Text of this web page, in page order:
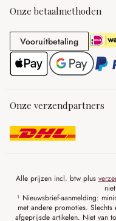
Onze betaalmethoden
Vooruitbetaling
Onze verzendpartners
Alle prijzen incl. btw plus
¹ Nieuwsbrief-aanmelding:
met andere promoties.
afgeprijsde artikelen. Niet van